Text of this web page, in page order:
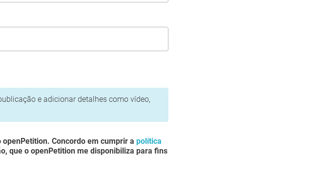
e adicionar detalhes como vídeo,
openPetition. Concordo em cumprir a política
que o openPetition me disponibiliza para fins